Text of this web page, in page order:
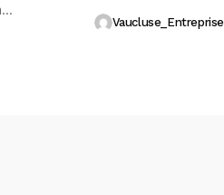
Vaucluse_Entreprise